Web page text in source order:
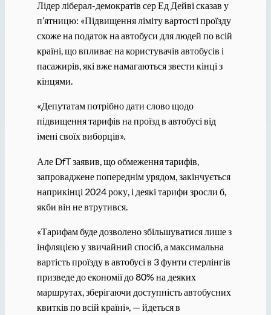
Лідер ліберал-демократів сер Ед Дейві сказав у
п’ятницю: «Підвищення ліміту вартості проїзду
схоже на податок на автобуси для людей по всій
країні, що впливає на користувачів автобусів і
пасажирів, які вже намагаються звести кінці з
кінцями.
«Депутатам потрібно дати слово щодо
підвищення тарифів на проїзд в автобусі від
імені своїх виборців».
Але DfT заявив, що обмеження тарифів,
запроваджене попереднім урядом, закінчується
наприкінці 2024 року, і деякі тарифи зросли б,
якби він не втрутився.
«Тарифам буде дозволено збільшуватися лише з
інфляцією у звичайний спосіб, а максимальна
вартість проїзду в автобусі в 3 фунти стерлінгів
призведе до економії до 80% на деяких
маршрутах, зберігаючи доступність автобусних
квитків по всій країні», — йдеться в